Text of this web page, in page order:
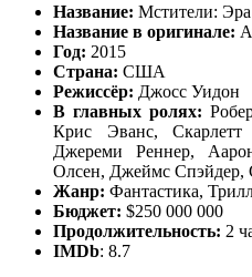
Название: Мстители:
Название в оригинале:
Год: 2015
Страна: США
Режиссёр: Джосс Уидон
В главных ролях:
Крис Эванс,
Джереми Реннер,
Олсен, Джеймс
Жанр: Фантастика,
Бюджет: $250 000 000
Продолжительность: 2
IMDb: 8.7